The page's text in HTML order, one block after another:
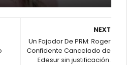
NEXT
Un Fajador De PRM: Roger
Confidente Cancelado de
Edesur sin justificación.